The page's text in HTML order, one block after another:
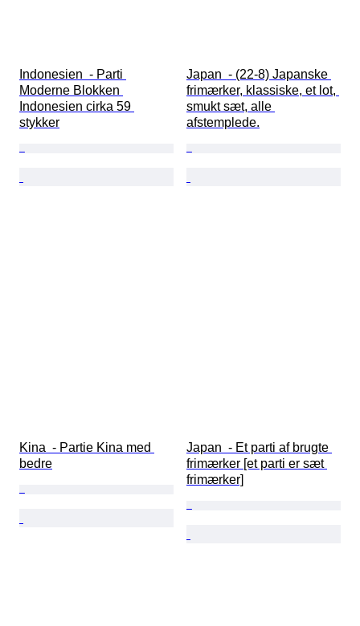
Indonesien  - Parti
Moderne Blokken
Indonesien cirka 59
stykker
Japan  - (22-8) Japanske
frimærker, klassiske, et lot,
smukt sæt, alle
afstemplede.
Kina  - Partie Kina med
bedre
Japan  - Et parti af brugte
frimærker [et parti er sæt
frimærker]